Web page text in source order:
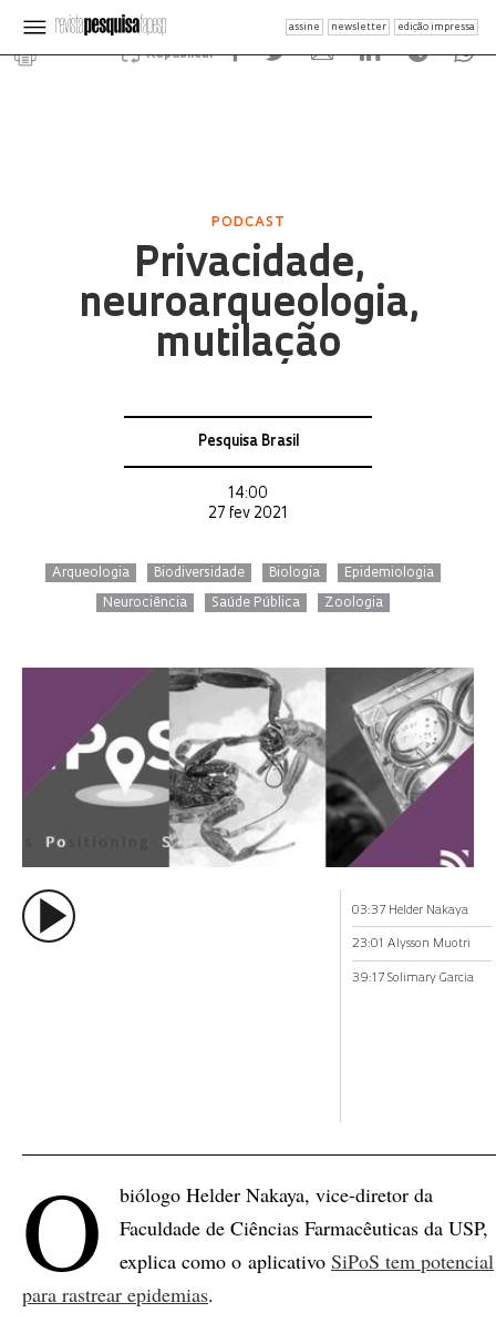
assine newsletter edição impressa
Republicar
PODCAST
Privacidade,
neuroarqueologia,
mutilação
Pesquisa Brasil
14:00
27 fev 2021
Arqueologia Biodiversidade Biologia Epidemiologia
Neurociência Saúde Pública Zoologia
03:37 Helder Nakaya
23:01 Alysson Muotri
39:17 Solimary Garcia
O
biólogo Helder Nakaya, vice-diretor da
Faculdade de Ciências Farmacêuticas da USP,
explica como o aplicativo SiPoS tem potencial
para rastrear epidemias.